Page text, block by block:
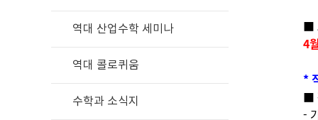
역대 산업수학 세미나
역대 콜로퀴움
수학과 소식지
■
4
*
■
-